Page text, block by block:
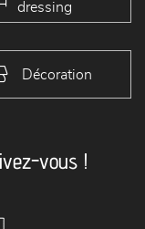
dressing
Décoration
vous !